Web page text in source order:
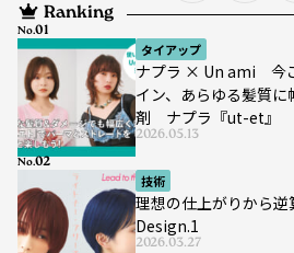
Ranking
タイアップ
ナプラ × Un ami 今
イン、あらゆる髪質
剤 ナプラ『ut-et』
2026.05.13
No.
技術
理想の仕上がりから逆
Design.1
2026.03.27
No.